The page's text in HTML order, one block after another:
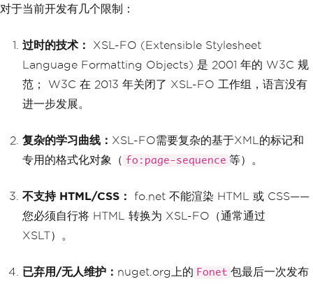
对于当前开发有几个限制：
过时的技术：
XSL-FO (Extensible Stylesheet
Language Formatting Objects) 是 2001 年的 W3C 规
范； W3C 在 2013 年关闭了 XSL-FO 工作组，语言没有
进一步发展。
复杂的学习曲线： XSL-FO需要复杂的基于XML的标记和
专用的格式化对象（ fo:page-sequence 等）。
不支持 HTML/CSS：
fo.net 不能渲染 HTML 或 CSS——
您必须自行将 HTML 转换为 XSL-FO（通常通过
XSLT）。
已弃用/无人维护： nuget.org上的 Fonet 包最后一次发布